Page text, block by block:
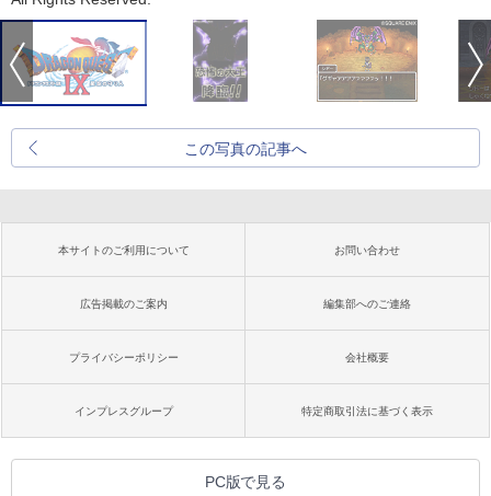
この写真の記事へ
本サイトのご利用について お問い合わせ
広告掲載のご案内 編集部へのご連絡
プライバシーポリシー 会社概要
インプレスグループ 特定商取引法に基づく表示
PC版で見る